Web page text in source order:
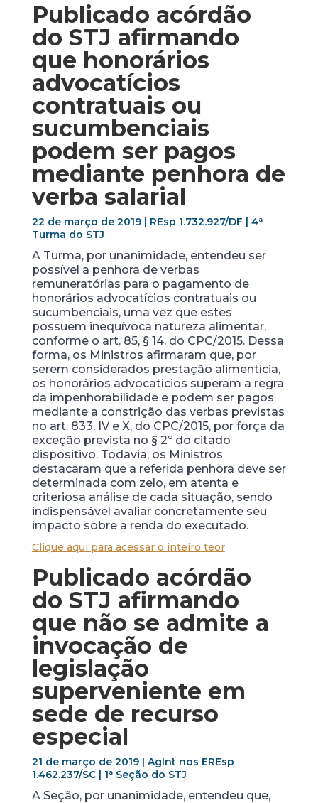
Publicado acórdão
do STJ afirmando
que honorários
advocatícios
contratuais ou
sucumbenciais
podem ser pagos
mediante penhora de
verba salarial
22 de março de 2019 | REsp 1.732.927/DF | 4ª
Turma do STJ
A Turma, por unanimidade, entendeu ser
possível a penhora de verbas
remuneratórias para o pagamento de
honorários advocatícios contratuais ou
sucumbenciais, uma vez que estes
possuem inequívoca natureza alimentar,
conforme o art. 85, § 14, do CPC/2015. Dessa
forma, os Ministros afirmaram que, por
serem considerados prestação alimentícia,
os honorários advocatícios superam a regra
da impenhorabilidade e podem ser pagos
mediante a constrição das verbas previstas
no art. 833, IV e X, do CPC/2015, por força da
exceção prevista no § 2º do citado
dispositivo. Todavia, os Ministros
destacaram que a referida penhora deve ser
determinada com zelo, em atenta e
criteriosa análise de cada situação, sendo
indispensável avaliar concretamente seu
impacto sobre a renda do executado.
Clique aqui para acessar o inteiro teor
Publicado acórdão
do STJ afirmando
que não se admite a
invocação de
legislação
superveniente em
sede de recurso
especial
21 de março de 2019 | AgInt nos EREsp
1.462.237/SC | 1ª Seção do STJ
A Seção, por unanimidade, entendeu que,